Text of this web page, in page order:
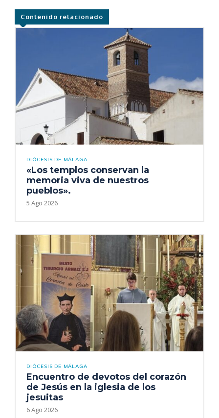
Contenido relacionado
DIÓCESIS DE MÁLAGA
«Los templos conservan la
memoria viva de nuestros
pueblos».
5 Ago 2026
DIÓCESIS DE MÁLAGA
Encuentro de devotos del corazón
de Jesús en la iglesia de los
jesuitas
6 Ago 2026